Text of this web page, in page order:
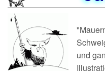
und